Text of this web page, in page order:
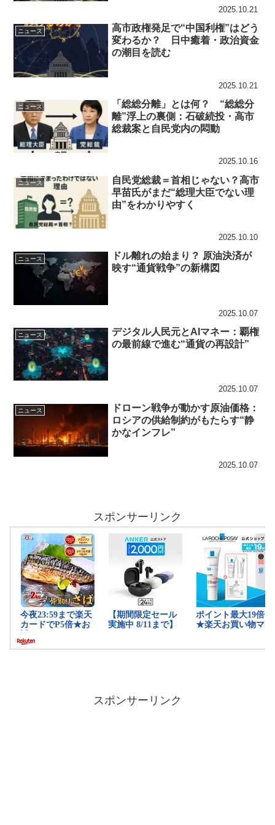
2025.10.21
ニュース
高市政権発足で“中国利権”はどう
変わるか？ 日中癒着・政治資金
の潮目を読む
2025.10.21
ニュース
「総総分離」とは何？ “総総分
離”浮上の裏側：石破続投・高市
総裁案と自民党内の悶動
2025.10.16
ニュース
自民党総裁＝首相じゃない？高市
早苗氏がまだ“総理大臣でない理
由”をわかりやすく
2025.10.10
ニュース
ドル離れの始まり？ 原油決済が
映す“通貨戦争”の新構図
2025.10.07
ニュース
デジタル人民元とAIマネー：覇権
の最前線で進む“通貨の再設計”
2025.10.07
ニュース
ドローン戦争が動かす原油価格：
ロシアの供給制約がもたらす“静
かなインフレ”
2025.10.07
スポンサーリンク
スポンサーリンク